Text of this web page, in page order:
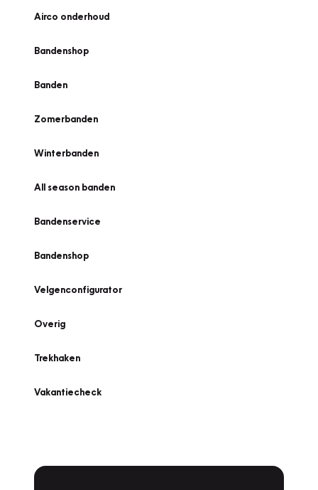
Airco onderhoud
Bandenshop
Banden
Zomerbanden
Winterbanden
All season banden
Bandenservice
Bandenshop
Velgenconfigurator
Overig
Trekhaken
Vakantiecheck